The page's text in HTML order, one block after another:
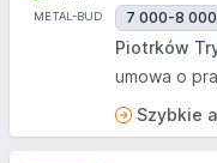
7 000-8 000
Piotrków
umowa o
Szybkie